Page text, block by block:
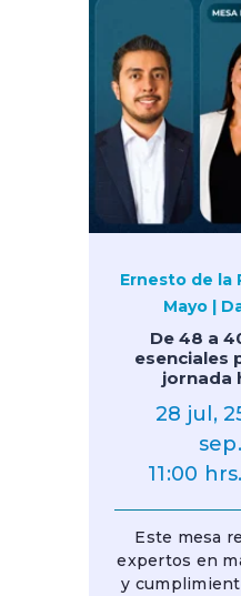
Ernesto de la
Mayo |
De 48 a
esenciales
jornada
28 jul,
11:00
Este mesa
expertos en
y